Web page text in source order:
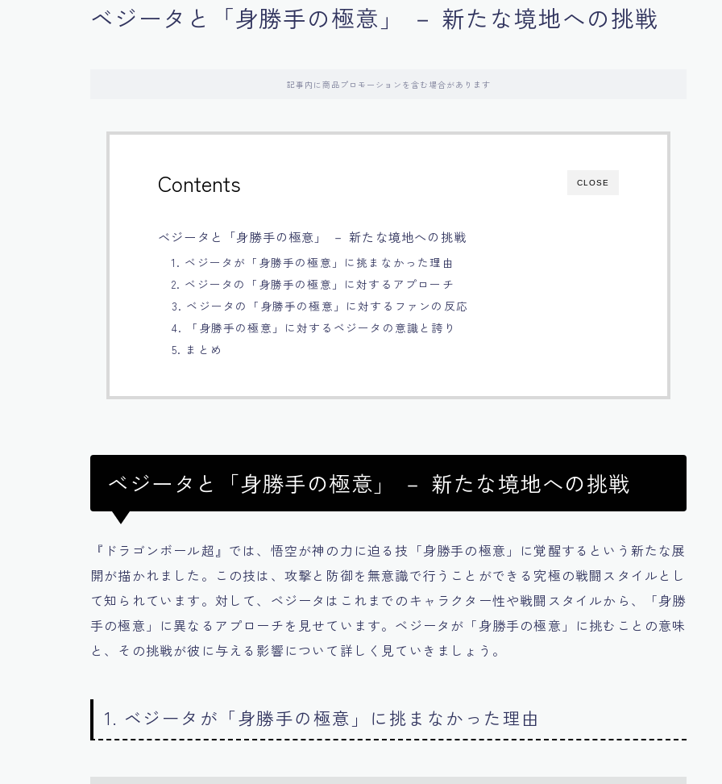
ベジータと「身勝手の極意」 － 新たな境地への挑戦
記事内に商品プロモーションを含む場合があります
CLOSE
Contents
ベジータと「身勝手の極意」 － 新たな境地への挑戦
1. ベジータが「身勝手の極意」に挑まなかった理由
2. ベジータの「身勝手の極意」に対するアプローチ
3. ベジータの「身勝手の極意」に対するファンの反応
4. 「身勝手の極意」に対するベジータの意識と誇り
5. まとめ
ベジータと「身勝手の極意」 － 新たな境地への挑戦
『ドラゴンボール超』では、悟空が神の力に迫る技「身勝手の極意」に覚醒するという新たな展
開が描かれました。この技は、攻撃と防御を無意識で行うことができる究極の戦闘スタイルとし
て知られています。対して、ベジータはこれまでのキャラクター性や戦闘スタイルから、「身勝
手の極意」に異なるアプローチを見せています。ベジータが「身勝手の極意」に挑むことの意味
と、その挑戦が彼に与える影響について詳しく見ていきましょう。
1. ベジータが「身勝手の極意」に挑まなかった理由